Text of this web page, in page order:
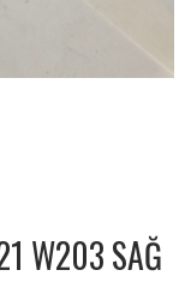
W203 SAĞ